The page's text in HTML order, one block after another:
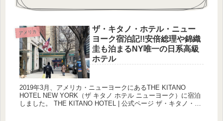
アメリカ
ザ・キタノ・ホテル・ニュー
ヨーク宿泊記!!安倍総理や錦織
圭も泊まるNY唯一の日系高級
ホテル
2019年3月、アメリカ・ニューヨークにあるTHE KITANO
HOTEL NEW YORK（ザ キタノ ホテル ニューヨーク）に宿泊
しました。 THE KITANO HOTEL | 公式ページ ザ・キタノ・ホ